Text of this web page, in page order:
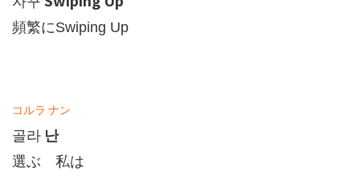
頻繁にSwiping Up
コルラ ナン
골라 난
選ぶ 私は